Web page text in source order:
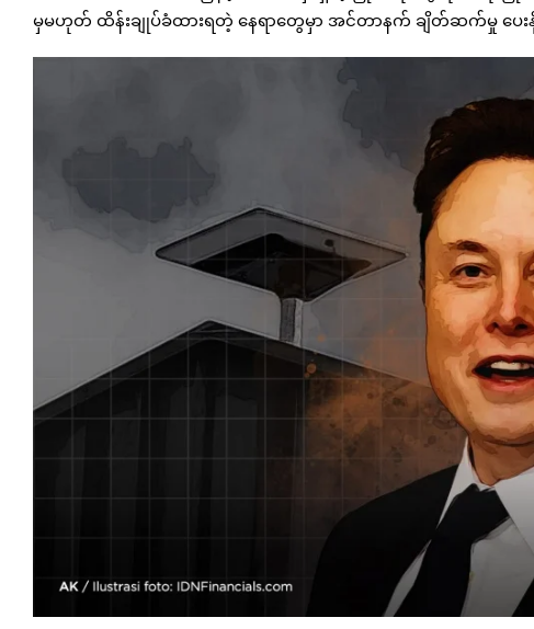
မှမဟုတ် ထိန်းချုပ်ခံထားရတဲ့ နေရာတွေမှာ အင်တာနက် ချိတ်ဆက်မှု ပေး